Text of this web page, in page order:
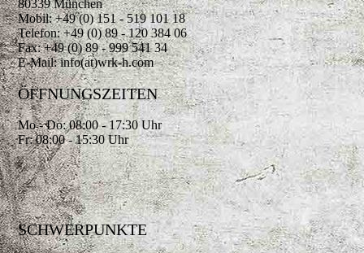
80339 München
Mobil: +49 (0) 151 - 519 101 18
Telefon: +49 (0) 89 - 120 384 06
Fax: +49 (0) 89 - 999 541 34
E-Mail: info(at)wrk-h.com
ÖFFNUNGSZEITEN
Mo - Do: 08:00 - 17:30 Uhr
Fr: 08:00 - 15:30 Uhr
SCHWERPUNKTE